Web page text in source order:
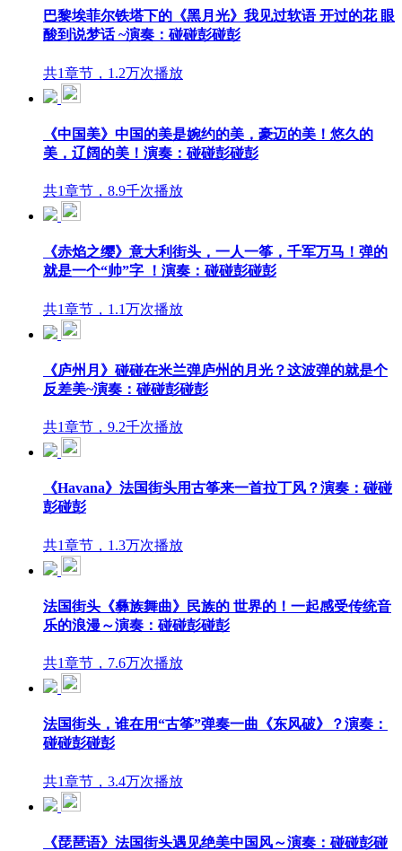
巴黎埃菲尔铁塔下的《黑月光》我见过软语 开过的花 眼
酸到说梦话 ~演奏：碰碰彭碰彭
共1章节，1.2万次播放
《中国美》中国的美是婉约的美，豪迈的美！悠久的
美，辽阔的美！演奏：碰碰彭碰彭
共1章节，8.9千次播放
《赤焰之缨》意大利街头，一人一筝，千军万马！弹的
就是一个“帅”字 ！演奏：碰碰彭碰彭
共1章节，1.1万次播放
《庐州月》碰碰在米兰弹庐州的月光？这波弹的就是个
反差美~演奏：碰碰彭碰彭
共1章节，9.2千次播放
《Havana》法国街头用古筝来一首拉丁风？演奏：碰碰
彭碰彭
共1章节，1.3万次播放
法国街头《彝族舞曲》民族的 世界的！一起感受传统音
乐的浪漫～演奏：碰碰彭碰彭
共1章节，7.6万次播放
法国街头，谁在用“古筝”弹奏一曲《东风破》？演奏：
碰碰彭碰彭
共1章节，3.4万次播放
《琵琶语》法国街头遇见绝美中国风～演奏：碰碰彭碰